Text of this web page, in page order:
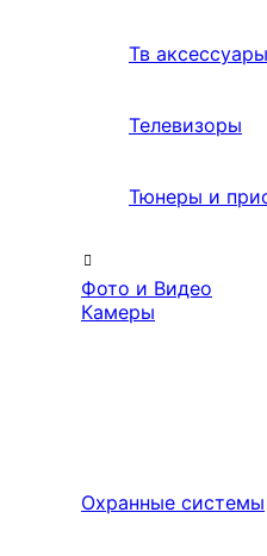
Тв аксессуары
Телевизоры
Тюнеры и
Фото и Видео
Камеры
Охранные системы